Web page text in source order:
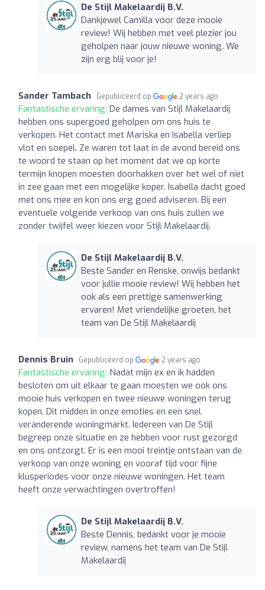
De Stijl Makelaardij B.V.
Dankjewel Camilla voor deze mooie
review! Wij hebben met veel plezier jou
geholpen naar jouw nieuwe woning. We
zijn erg blij voor je!
Sander Tambach Gepubliceerd op 2 years ago
Fantastische ervaring: De dames van Stijl Makelaardij
hebben ons supergoed geholpen om ons huis te
verkopen. Het contact met Mariska en Isabella verliep
vlot en soepel. Ze waren tot laat in de avond bereid ons
te woord te staan op het moment dat we op korte
termijn knopen moesten doorhakken over het wel of niet
in zee gaan met een mogelijke koper. Isabella dacht goed
met ons mee en kon ons erg goed adviseren. Bij een
eventuele volgende verkoop van ons huis zullen we
zonder twijfel weer kiezen voor Stijl Makelaardij.
De Stijl Makelaardij B.V.
Beste Sander en Renske, onwijs bedankt
voor jullie mooie review! Wij hebben het
ook als een prettige samenwerking
ervaren! Met vriendelijke groeten, het
team van De Stijl Makelaardij
Dennis Bruin Gepubliceerd op 2 years ago
Fantastische ervaring: Nadat mijn ex en ik hadden
besloten om uit elkaar te gaan moesten we ook ons
mooie huis verkopen en twee nieuwe woningen terug
kopen. Dit midden in onze emoties en een snel
veranderende woningmarkt. Iedereen van De Stijl
begreep onze situatie en ze hebben voor rust gezorgd
en ons ontzorgt. Er is een mooi treintje ontstaan van de
verkoop van onze woning en vooraf tijd voor fijne
klusperiodes voor onze nieuwe woningen. Het team
heeft onze verwachtingen overtroffen!
De Stijl Makelaardij B.V.
Beste Dennis, bedankt voor je mooie
review, namens het team van De Stijl
Makelaardij